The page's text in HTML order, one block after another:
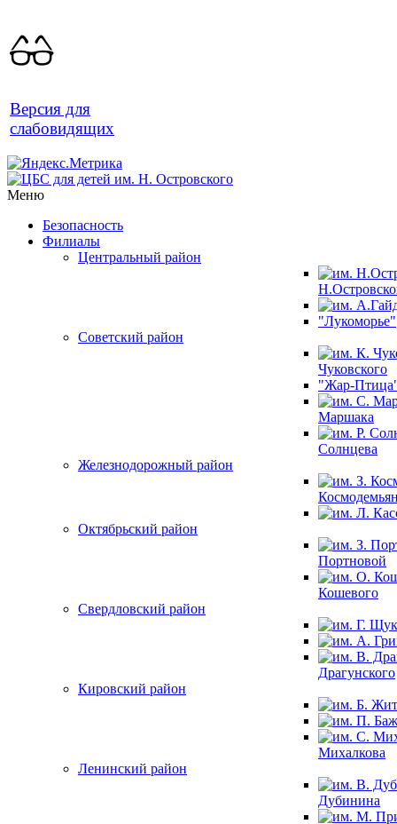
Версия для
слабовидящих
Меню
Безопасность
Филиалы
Центральный район
"Лукоморье"
Советский район
Чуковского
"Жар-
Маршака
Солнцева
Железнодорожный район
Октябрьский район
Портновой
Кошевого
Свердловский район
Драгунского
Кировский район
Михалкова
Ленинский район
Дубинина